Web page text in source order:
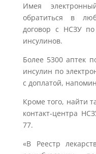
Имея
обратиться в
договор с НСЗУ
инсулинов.
Более 5300 аптек
инсулин по
с доплатой,
Кроме того, найти
контакт-центра
77.
«В Реестр